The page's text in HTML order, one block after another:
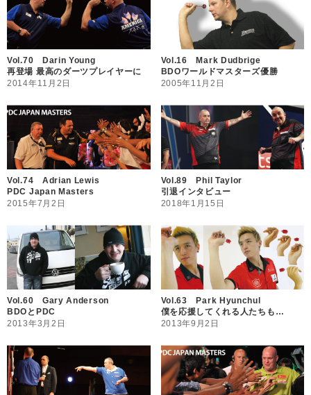
Vol.70 Darin Young
再登場 最高のダーツプレイヤーに
2014年11月2日
Vol.16 Mark Dudbrige
BDOワールドマスターズ優勝
2005年11月2日
Vol.74 Adrian Lewis
PDC Japan Masters
2015年7月2日
Vol.89 Phil Taylor
引退インタビュー
2018年1月15日
Vol.60 Gary Anderson
BDOとPDC
2013年3月2日
Vol.63 Park Hyunchul
僕を応援してくれる人たちも…
2013年9月2日